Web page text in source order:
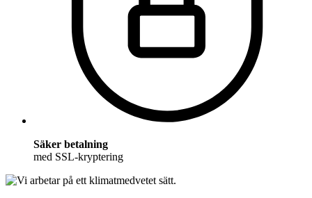
Säker betalning
med SSL-kryptering